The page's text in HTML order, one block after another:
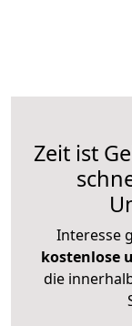
Zeit ist
Interesse
kostenlose
die